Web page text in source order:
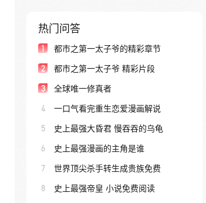
热门问答
1 都市之第一太子爷的精彩章节
2 都市之第一太子爷 精彩片段
3 全球唯一修真者
4 一口气看完重生恋爱漫画解说
5 史上最强大昏君 慢吞吞的乌龟
6 史上最强漫画的主角是谁
7 世界顶尖杀手转生成贵族免费
8 史上最强帝皇 小说免费阅读